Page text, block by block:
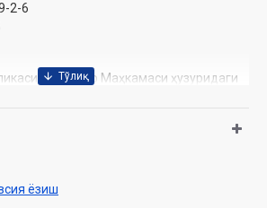
2-6
Вазирлар Маҳкамаси ҳузуридаги
ёзиш